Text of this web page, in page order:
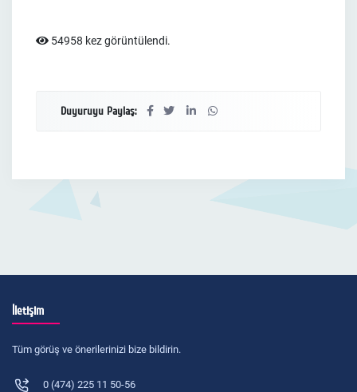
54958 kez görüntülendi.
Duyuruyu Paylaş:
İletişim
Tüm görüş ve önerilerinizi bize bildirin.
0 (474) 225 11 50-56